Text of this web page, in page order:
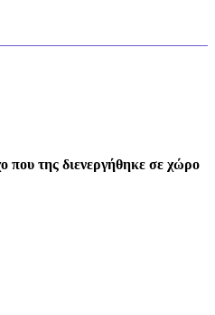
που της διενεργήθηκε σε χώρο